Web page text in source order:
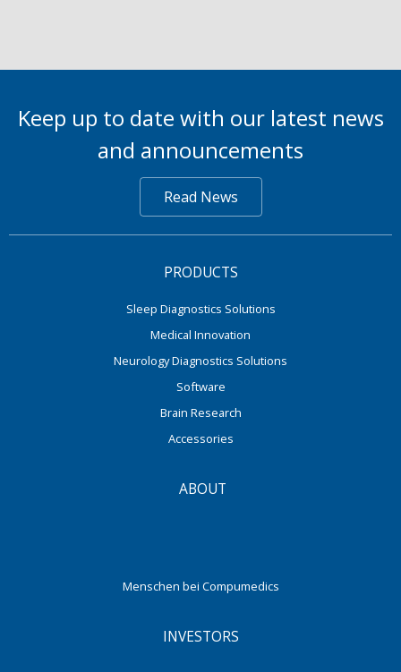
Keep up to date with our latest news
and announcements
Read News
PRODUCTS
Sleep Diagnostics Solutions
Medical Innovation
Neurology Diagnostics Solutions
Software
Brain Research
Accessories
ABOUT
Menschen bei Compumedics
INVESTORS